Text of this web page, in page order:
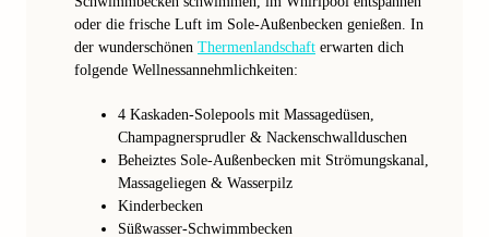
oder die frische Luft im Sole-Außenbecken genießen. In
der wunderschönen Thermenlandschaft erwarten dich
folgende Wellnessannehmlichkeiten:
4 Kaskaden-Solepools mit Massagedüsen,
Champagnersprudler & Nackenschwallduschen
Beheiztes Sole-Außenbecken mit Strömungskanal,
Massageliegen & Wasserpilz
Kinderbecken
Süßwasser-Schwimmbecken